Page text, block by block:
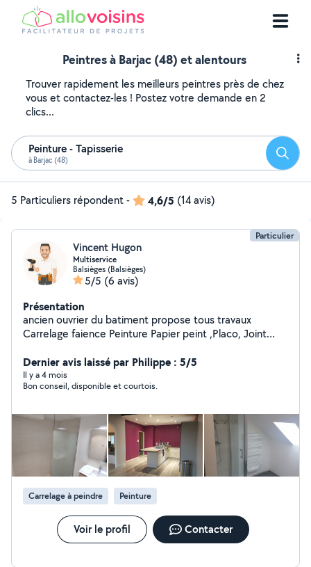
Peintres à Barjac (48) et alentours
Trouver rapidement les meilleurs peintres près de chez
vous et contactez-les ! Postez votre demande en 2
clics...
Peinture - Tapisserie
à Barjac (48)
5 Particuliers répondent- 4,6/5 (14 avis)
Particulier
Vincent Hugon
Multiservice
Balsièges (Balsièges)
5/5 (6 avis)
Présentation
ancien ouvrier du batiment propose tous travaux
Carrelage faience Peinture Papier peint ,Placo, Joint
Réalisation terrasse bois taille de haies ,elagage, tonte
pelouse reparation electromenager petite maconnerie
electricite plomberie etc...
Dernier avis laissé par Philippe : 5/5
Il y a 4 mois
Bon conseil, disponible et courtois.
Carrelage à peindre Peinture
Voir le profil Contacter